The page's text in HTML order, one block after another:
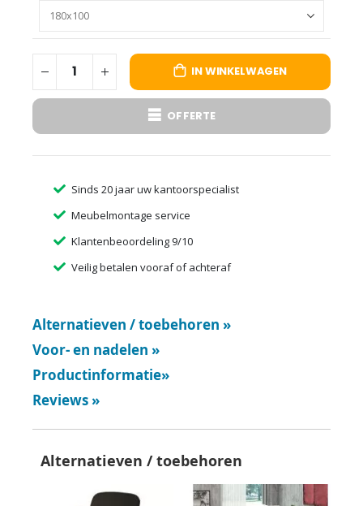
IN WINKELWAGEN
OFFERTE
Sinds 20 jaar uw kantoorspecialist
Meubelmontage service
Klantenbeoordeling 9/10
Veilig betalen vooraf of achteraf
Alternatieven / toebehoren »
Voor- en nadelen »
Productinformatie»
Reviews »
Alternatieven / toebehoren